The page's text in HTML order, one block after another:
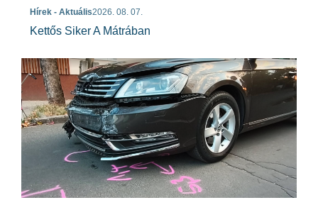
Hírek - Aktuális2026. 08. 07.
Kettős Siker A Mátrában